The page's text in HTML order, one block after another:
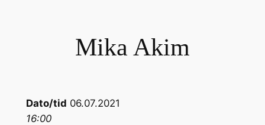
Mika Akim
Dato/tid 06.07.2021
16:00